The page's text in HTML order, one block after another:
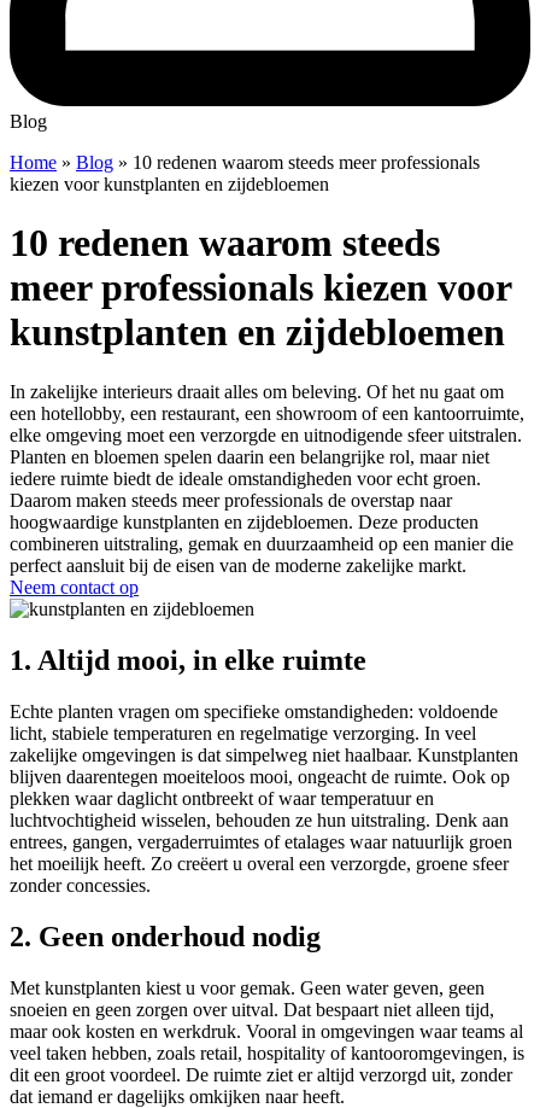
Blog
Home » Blog » 10 redenen waarom steeds meer professionals
kiezen voor kunstplanten en zijdebloemen
10 redenen waarom steeds
meer professionals kiezen voor
kunstplanten en zijdebloemen
In zakelijke interieurs draait alles om beleving. Of het nu gaat om
een hotellobby, een restaurant, een showroom of een kantoorruimte,
elke omgeving moet een verzorgde en uitnodigende sfeer uitstralen.
Planten en bloemen spelen daarin een belangrijke rol, maar niet
iedere ruimte biedt de ideale omstandigheden voor echt groen.
Daarom maken steeds meer professionals de overstap naar
hoogwaardige kunstplanten en zijdebloemen. Deze producten
combineren uitstraling, gemak en duurzaamheid op een manier die
perfect aansluit bij de eisen van de moderne zakelijke markt.
Neem contact op
1. Altijd mooi, in elke ruimte
Echte planten vragen om specifieke omstandigheden: voldoende
licht, stabiele temperaturen en regelmatige verzorging. In veel
zakelijke omgevingen is dat simpelweg niet haalbaar. Kunstplanten
blijven daarentegen moeiteloos mooi, ongeacht de ruimte. Ook op
plekken waar daglicht ontbreekt of waar temperatuur en
luchtvochtigheid wisselen, behouden ze hun uitstraling. Denk aan
entrees, gangen, vergaderruimtes of etalages waar natuurlijk groen
het moeilijk heeft. Zo creëert u overal een verzorgde, groene sfeer
zonder concessies.
2. Geen onderhoud nodig
Met kunstplanten kiest u voor gemak. Geen water geven, geen
snoeien en geen zorgen over uitval. Dat bespaart niet alleen tijd,
maar ook kosten en werkdruk. Vooral in omgevingen waar teams al
veel taken hebben, zoals retail, hospitality of kantooromgevingen, is
dit een groot voordeel. De ruimte ziet er altijd verzorgd uit, zonder
dat iemand er dagelijks omkijken naar heeft.